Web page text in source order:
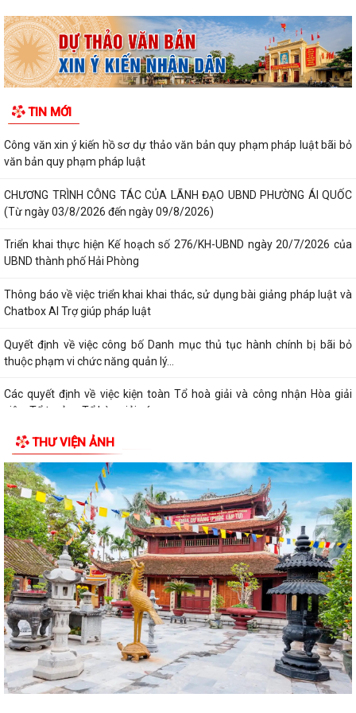
TIN MỚI
Quán triệt chỉ đạo của Tổng Bí thư, Chủ tịch nước tại Thông báo số 64-
TB/VPTW, ngày 22/5/2026 và...
hoạch số 260/KH-UBND của Uỷ ban nhân...
Công văn xin ý kiến hồ sơ dự thảo văn bản quy phạm pháp luật bãi bỏ
văn bản quy phạm pháp luật
CHƯƠNG TRÌNH CÔNG TÁC CỦA LÃNH ĐẠO UBND PHƯỜNG ÁI QUỐC
(Từ ngày 03/8/2026 đến ngày 09/8/2026)
Triển khai thực hiện Kế hoạch số 276/KH-UBND ngày 20/7/2026 của
UBND thành phố Hải Phòng
Thông báo về việc triển khai khai thác, sử dụng bài giảng pháp luật và
Chatbox AI Trợ giúp pháp luật
Quyết định về việc công bố Danh mục thủ tục hành chính bị bãi bỏ
thuộc phạm vi chức năng quản lý...
Các quyết định về việc kiện toàn Tổ hoà giải và công nhận Hòa giải
viên, Tổ trưởng Tổ hòa giải các...
Quyết định về việc công bố danh mục thủ tục hành chính ban hành
mới, được sửa đổi, bổ sung lĩnh vực...
Triển khai Quyết định số 61/2026/QĐ-UBND ngày 22/7/2026 của
UBND thành phố Hải Phòng
Thông báo Về việc công bố danh mục thủ tục hành chính ban hành
mới lĩnh vực điện lực thuộc phạm vi,...
Thông tin về chương trình thu hồi xe CB1000 Hornet (xe nhập khẩu) và
xe Rebel 500 & CL500 (xe nhập...
TÀI LIỆU KỲ HỌP THỨ BA, KHÓA XXIII, NHIỆM KỲ 2026 - 2031
Thông báo về việc phổ biến, công khai thủ tục hành chính nội bộ ban
hành mới lĩnh vực thương mại...
THƯ VIỆN ẢNH